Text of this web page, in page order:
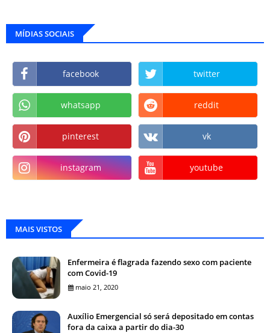
MÍDIAS SOCIAIS
facebook twitter
whatsapp reddit
pinterest vk
instagram youtube
MAIS VISTOS
Enfermeira é flagrada fazendo sexo com paciente
com Covid-19
maio 21, 2020
Auxílio Emergencial só será depositado em contas
fora da caixa a partir do dia-30